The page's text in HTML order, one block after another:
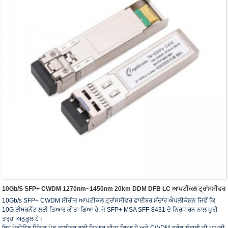
10Gb/s SFP+ CWDM 1270nm~1450nm 20km DDM DFB LC ਆਪਟੀਕਲ ਟ੍ਰਾਂਸਸੀਵਰ
10Gb/s SFP+ CWDM ਸੀਰੀਜ਼ ਆਪਟੀਕਲ ਟ੍ਰਾਂਸਸੀਵਰ ਫਾਈਬਰ ਸੰਚਾਰ ਐਪਲੀਕੇਸ਼ਨ ਜਿਵੇਂ ਕਿ
10G ਈਥਰਨੈੱਟ ਲਈ ਤਿਆਰ ਕੀਤਾ ਗਿਆ ਹੈ, ਜੋ SFP+ MSA SFF-8431 ਦੇ ਨਿਰਧਾਰਨ ਨਾਲ ਪੂਰੀ
ਤਰ੍ਹਾਂ ਅਨੁਕੂਲ ਹੈ।